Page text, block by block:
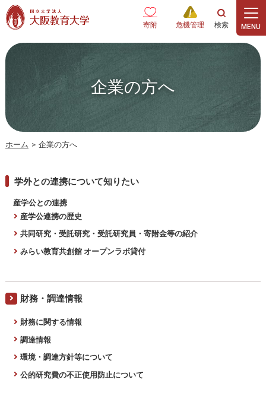
本文へ
寄附 危機管理
企業の方へ
ホーム > 企業の方へ
学外との連携について知りたい
産学公との連携
産学公連携の歴史
共同研究・受託研究・受託研究員・寄附金等の紹介
みらい教育共創館 オープンラボ貸付
財務・調達情報
財務に関する情報
調達情報
環境・調達方針等について
公的研究費の不正使用防止について